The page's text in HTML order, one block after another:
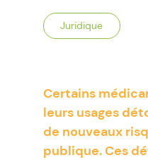
Juridique
Certains
leurs usages
de nouveaux
publique. Ces